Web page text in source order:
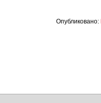
Опубликовано: